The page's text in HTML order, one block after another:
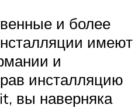
и более
имеют
и
инсталляцию
вы наверняка